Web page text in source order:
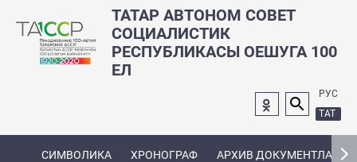
ТАТАР АВТОНОМ СОВЕТ
СОЦИАЛИСТИК
РЕСПУБЛИКАСЫ ОЕШУГА 100
ЕЛ
РУС
ТАТ
СИМВОЛИКА ХРОНОГРАФ АРХИВ ДОКУМЕНТЛАРЫ